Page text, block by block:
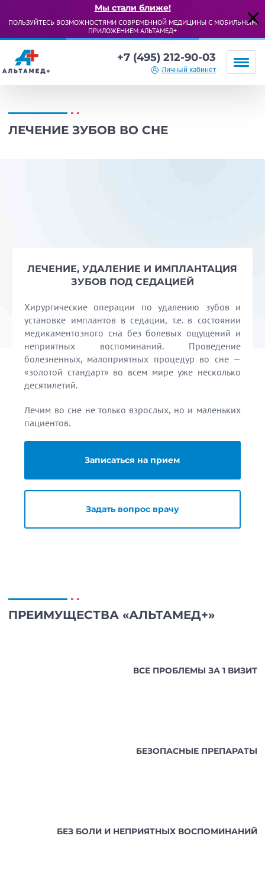
Мы стали ближе!
ПОЛЬЗУЙТЕСЬ ВОЗМОЖНОСТЯМИ СОВРЕМЕННОЙ МЕДИЦИНЫ С МОБИЛЬНЫМ
ПРИЛОЖЕНИЕМ АЛЬТАМЕД+
+7 (495) 212-90-03
Личный кабинет
ЛЕЧЕНИЕ ЗУБОВ ВО СНЕ
ЛЕЧЕНИЕ, УДАЛЕНИЕ И ИМПЛАНТАЦИЯ
ЗУБОВ ПОД СЕДАЦИЕЙ
Хирургические операции по удалению зубов и
установке имплантов в седации, т.е. в состоянии
медикаментозного сна без болевых ощущений и
неприятных воспоминаний. Проведение
болезненных, малоприятных процедур во сне —
«золотой стандарт» во всем мире уже несколько
десятилетий.
Лечим во сне не только взрослых, но и маленьких
пациентов.
Записаться на прием
Задать вопрос врачу
ПРЕИМУЩЕСТВА «АЛЬТАМЕД+»
ВСЕ ПРОБЛЕМЫ ЗА 1 ВИЗИТ
БЕЗОПАСНЫЕ ПРЕПАРАТЫ
БЕЗ БОЛИ И НЕПРИЯТНЫХ ВОСПОМИНАНИЙ